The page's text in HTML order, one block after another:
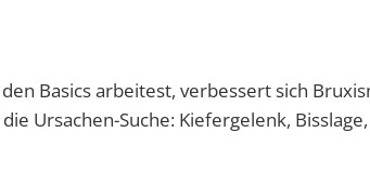
Basics arbeitest, verbessert sich
Ursachen-Suche: Kiefergelenk,